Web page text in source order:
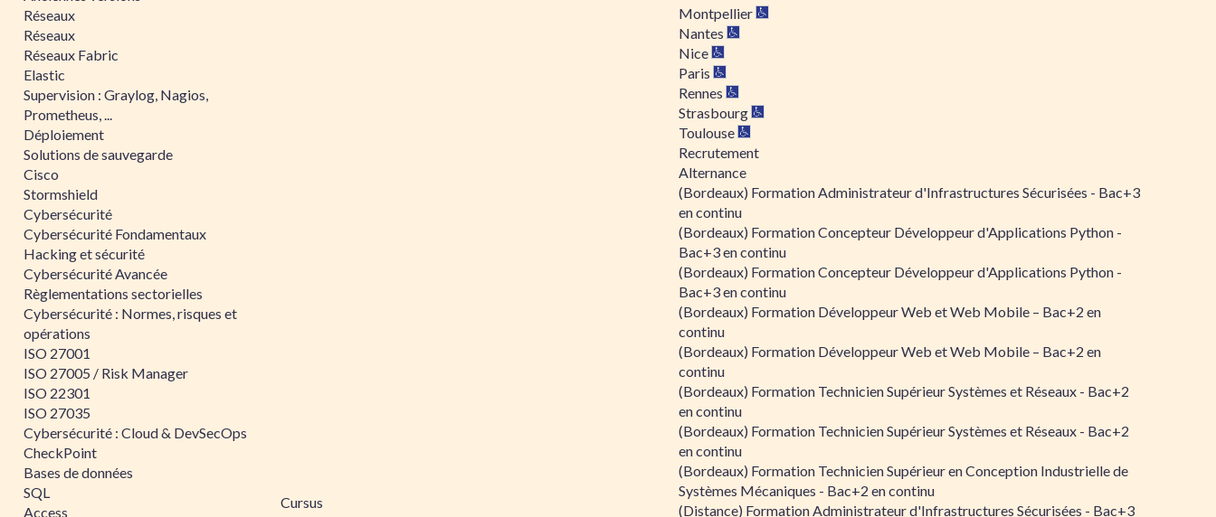
Réseaux
Réseaux
Réseaux Fabric
Elastic
Supervision : Graylog, Nagios,
Prometheus, ...
Déploiement
Solutions de sauvegarde
Cisco
Stormshield
Cybersécurité
Cybersécurité Fondamentaux
Hacking et sécurité
Cybersécurité Avancée
Règlementations sectorielles
Cybersécurité : Normes, risques et
opérations
ISO 27001
ISO 27005 / Risk Manager
ISO 22301
ISO 27035
Cybersécurité : Cloud & DevSecOps
CheckPoint
Bases de données
SQL
Access
Cursus
Montpellier
Nantes
Nice
Paris
Rennes
Strasbourg
Toulouse
Recrutement
Alternance
(Bordeaux) Formation Administrateur d'Infrastructures Sécurisées - Bac+3
en continu
(Bordeaux) Formation Concepteur Développeur d'Applications Python -
Bac+3 en continu
(Bordeaux) Formation Concepteur Développeur d'Applications Python -
Bac+3 en continu
(Bordeaux) Formation Développeur Web et Web Mobile – Bac+2 en
continu
(Bordeaux) Formation Développeur Web et Web Mobile – Bac+2 en
continu
(Bordeaux) Formation Technicien Supérieur Systèmes et Réseaux - Bac+2
en continu
(Bordeaux) Formation Technicien Supérieur Systèmes et Réseaux - Bac+2
en continu
(Bordeaux) Formation Technicien Supérieur en Conception Industrielle de
Systèmes Mécaniques - Bac+2 en continu
(Distance) Formation Administrateur d'Infrastructures Sécurisées - Bac+3